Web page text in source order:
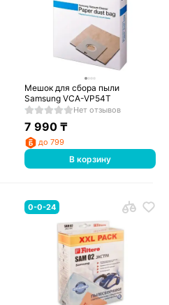
Мешок для сбора пыли
Samsung VCA-VP54T
Нет отзывов
7 990 ₸
до 799
В корзину
0-0-24